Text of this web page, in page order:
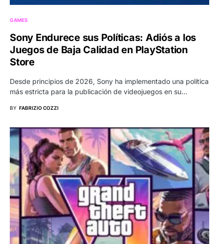
GAMES
Sony Endurece sus Políticas: Adiós a los
Juegos de Baja Calidad en PlayStation
Store
Desde principios de 2026, Sony ha implementado una política
más estricta para la publicación de videojuegos en su…
BY FABRIZIO COZZI